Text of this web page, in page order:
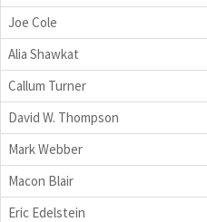
Joe Cole
Alia Shawkat
Callum Turner
David W. Thompson
Mark Webber
Macon Blair
Eric Edelstein